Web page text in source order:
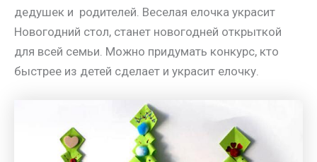
дедушек и родителей. Веселая елочка украсит
Новогодний стол, станет новогодней открыткой
для всей семьи. Можно придумать конкурс, кто
быстрее из детей сделает и украсит елочку.